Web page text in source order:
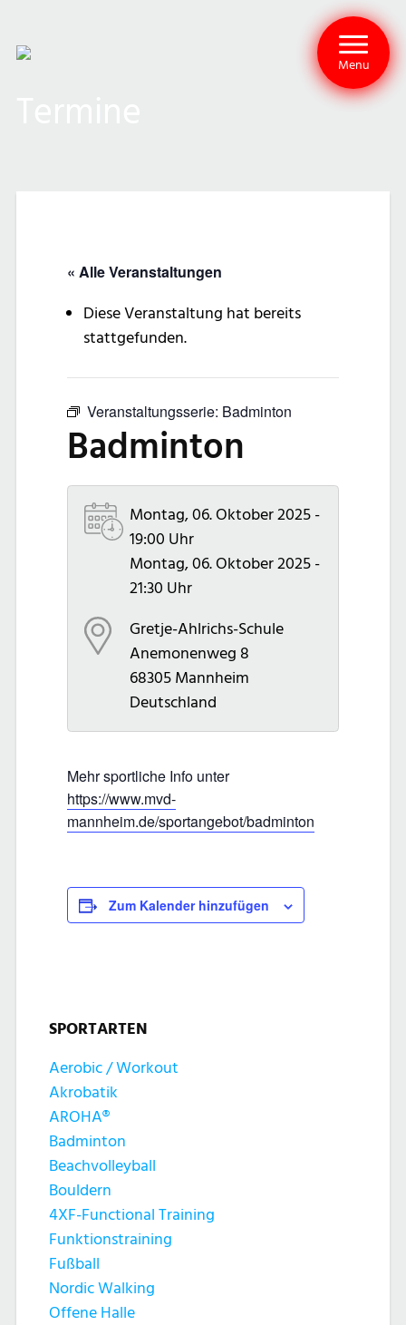
Menu
« Alle Veranstaltungen
Diese Veranstaltung hat bereits
stattgefunden.
Veranstaltungsserie: Badminton
Badminton
Montag, 06. Oktober 2025 -
19:00 Uhr
Montag, 06. Oktober 2025 -
21:30 Uhr
Gretje-Ahlrichs-Schule
Anemonenweg 8
68305 Mannheim
Deutschland
Mehr sportliche Info unter
https://www.mvd-
mannheim.de/sportangebot/badminton
Zum Kalender hinzufügen
SPORTARTEN
Aerobic / Workout
Akrobatik
AROHA®
Badminton
Beachvolleyball
Bouldern
4XF-Functional Training
Funktionstraining
Fußball
Nordic Walking
Offene Halle